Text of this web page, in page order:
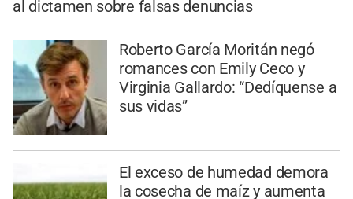
al dictamen sobre falsas denuncias
Roberto García Moritán negó
romances con Emily Ceco y
Virginia Gallardo: “Dedíquense a
sus vidas”
El exceso de humedad demora
la cosecha de maíz y aumenta